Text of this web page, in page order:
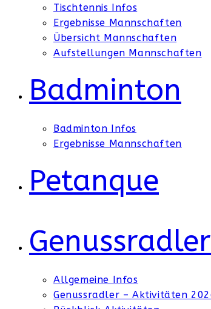
Tischtennis Infos
Ergebnisse Mannschaften
Übersicht Mannschaften
Aufstellungen Mannschaften
Badminton
Badminton Infos
Ergebnisse Mannschaften
Petanque
Genussradler
Allgemeine Infos
Genussradler – Aktivitäten